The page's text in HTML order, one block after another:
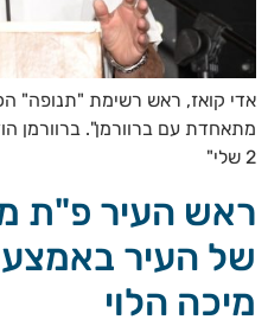
אדי קואז, ראש רשימת "תנופה"
מתאחדת עם ברוורמן". ברוורמן
2 שלי"
ראש העיר פ"ת
של העיר
מיכה הלוי